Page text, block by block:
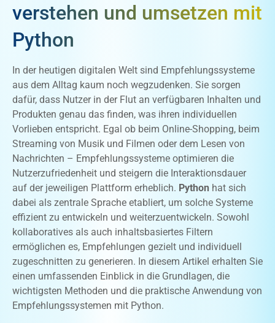
verstehen und umsetzen mit
Python
In der heutigen digitalen Welt sind Empfehlungssysteme
aus dem Alltag kaum noch wegzudenken. Sie sorgen
dafür, dass Nutzer in der Flut an verfügbaren Inhalten und
Produkten genau das finden, was ihren individuellen
Vorlieben entspricht. Egal ob beim Online-Shopping, beim
Streaming von Musik und Filmen oder dem Lesen von
Nachrichten – Empfehlungssysteme optimieren die
Nutzerzufriedenheit und steigern die Interaktionsdauer
auf der jeweiligen Plattform erheblich. Python hat sich
dabei als zentrale Sprache etabliert, um solche Systeme
effizient zu entwickeln und weiterzuentwickeln. Sowohl
kollaboratives als auch inhaltsbasiertes Filtern
ermöglichen es, Empfehlungen gezielt und individuell
zugeschnitten zu generieren. In diesem Artikel erhalten Sie
einen umfassenden Einblick in die Grundlagen, die
wichtigsten Methoden und die praktische Anwendung von
Empfehlungssystemen mit Python.